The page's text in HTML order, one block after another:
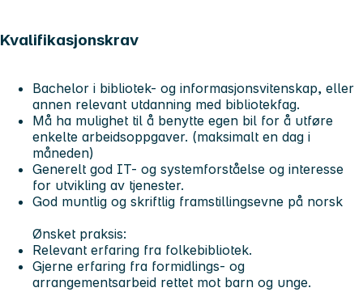
Kvalifikasjonskrav
Bachelor i bibliotek- og informasjonsvitenskap, eller
annen relevant utdanning med bibliotekfag.
Må ha mulighet til å benytte egen bil for å utføre
enkelte arbeidsoppgaver. (maksimalt en dag i
måneden)
Generelt god IT- og systemforståelse og interesse
for utvikling av tjenester.
God muntlig og skriftlig framstillingsevne på norsk
Ønsket praksis:
Relevant erfaring fra folkebibliotek.
Gjerne erfaring fra formidlings- og
arrangementsarbeid rettet mot barn og unge.